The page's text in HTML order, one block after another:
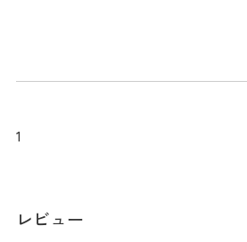
すめです。
サイズ
1
レビュー